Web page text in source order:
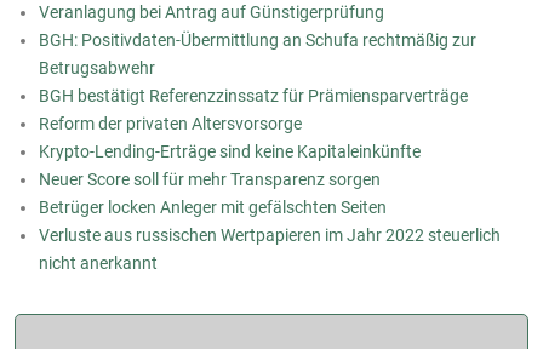
Veranlagung bei Antrag auf Günstigerprüfung
BGH: Positivdaten-Übermittlung an Schufa rechtmäßig zur
Betrugsabwehr
BGH bestätigt Referenzzinssatz für Prämiensparverträge
Reform der privaten Altersvorsorge
Krypto-Lending-Erträge sind keine Kapitaleinkünfte
Neuer Score soll für mehr Transparenz sorgen
Betrüger locken Anleger mit gefälschten Seiten
Verluste aus russischen Wertpapieren im Jahr 2022 steuerlich
nicht anerkannt